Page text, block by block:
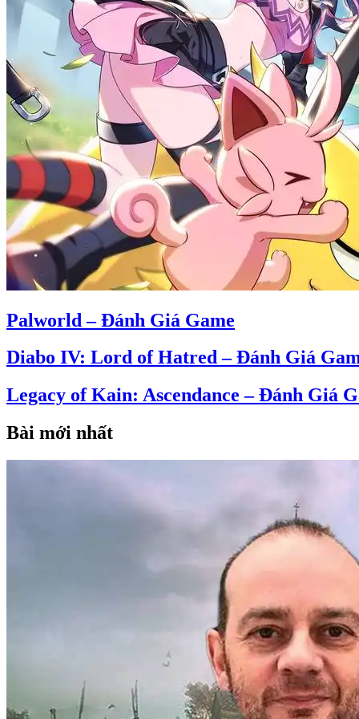
Palworld – Đánh Giá Game
Diabo IV: Lord of Hatred – Đánh Giá
Legacy of Kain: Ascendance – Đánh Giá
Bài mới nhất